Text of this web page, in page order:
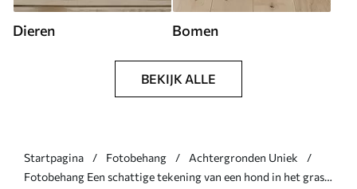
Dieren Bomen
BEKIJK ALLE
Startpagina Fotobehang
Achtergronden Uniek
Fotobehang Een schattige tekening van een hond in het gras